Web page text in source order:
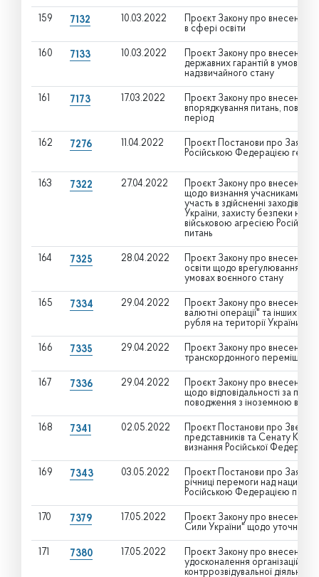
159 7132 10.03.2022
Проєкт Закону про внесення
в сфері освіти
160 7133 10.03.2022
Проєкт Закону про внесення
державних гарантій в умовах
надзвичайного стану
161 7173 17.03.2022
Проєкт Закону про внесення
впорядкування питань,
період
162 7276 11.04.2022
Проєкт Постанови про Заяву
Російською Федерацією
163 7322 27.04.2022
Проєкт Закону про внесення
щодо визнання учасниками
участь в здійсненні заходів
України, захисту безпеки
військовою агресією
питань
164 7325 28.04.2022
Проєкт Закону про внесення
освіти щодо врегулювання
умовах воєнного стану
165 7334 29.04.2022
Проєкт Закону про внесення
валютні операції" та інших
рубля на території України)
166 7335 29.04.2022
Проєкт Закону про внесення
транскордонного
167 7336 29.04.2022
Проєкт Закону про внесення
щодо відповідальності за
поводження з іноземною
168 7341 02.05.2022
Проєкт Постанови про
представників та Сенату
визнання Російської
169 7343 03.05.2022
Проєкт Постанови про Заяву
річниці перемоги над
Російською Федерацією
170 7379 17.05.2022
Проєкт Закону про внесення
Сили України" щодо
171 7380 17.05.2022
Проєкт Закону про внесення
удосконалення організаційно-
контррозвідувальної діяльності